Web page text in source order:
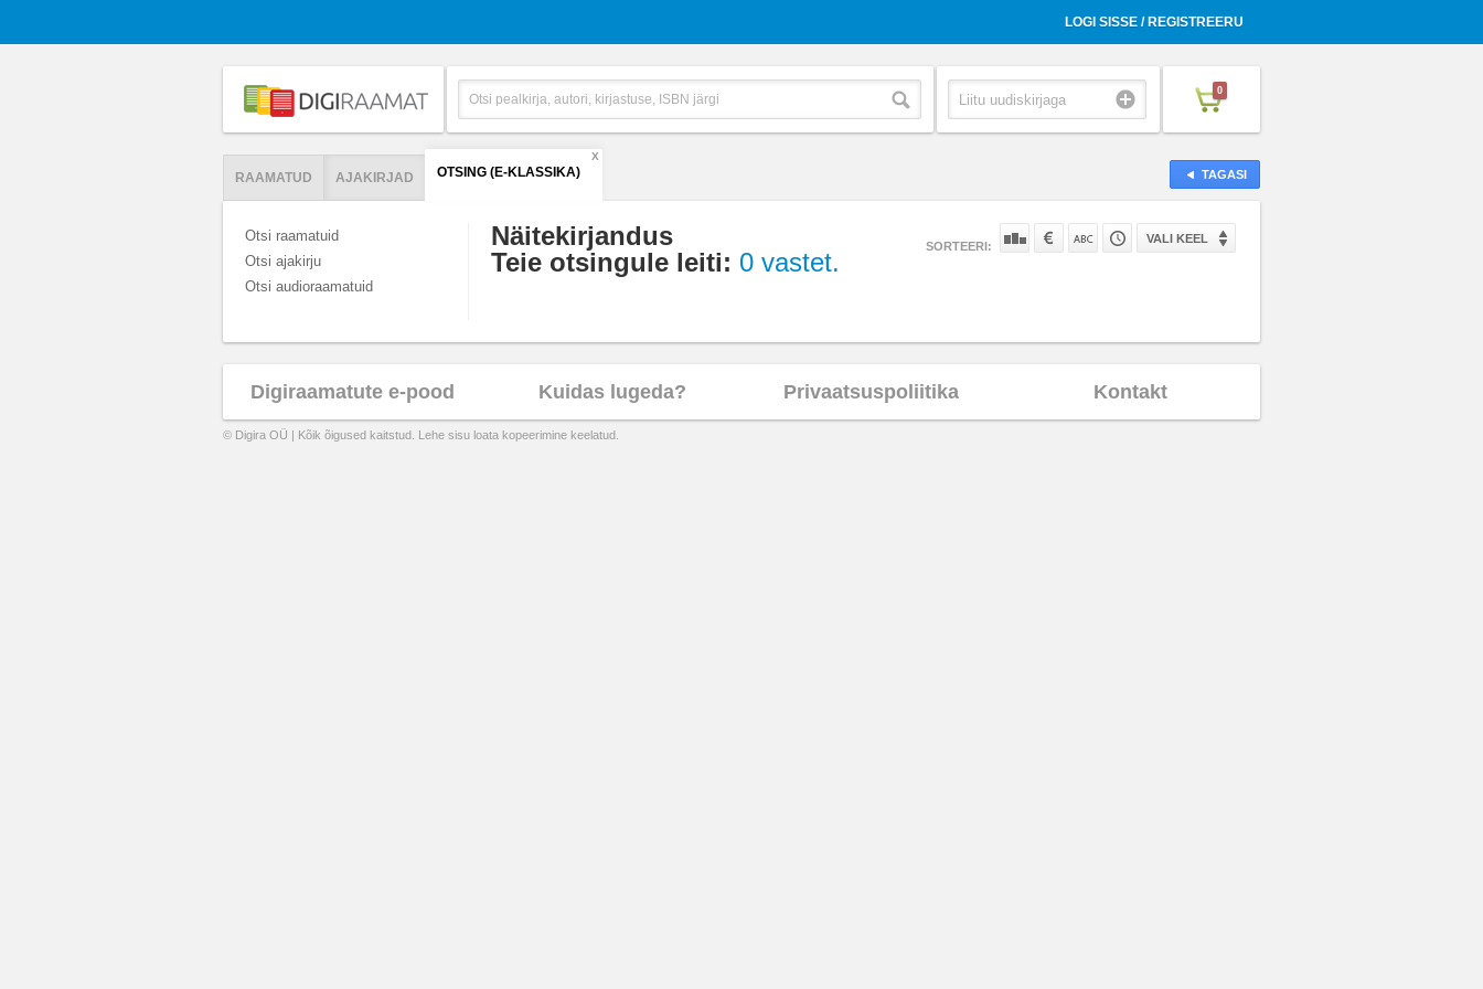
LOGI SISSE / REGISTREERU
0
TAGASI
RAAMATUD AJAKIRJAD OTSING (E-KLASSIKA)
X
Otsi raamatuid
Otsi ajakirju
Otsi audioraamatuid
Näitekirjandus
Teie otsingule leiti: 0 vastet.
SORTEERI:
VALI KEEL
Digiraamatute e-pood Kuidas lugeda? Privaatsuspoliitika Kontakt
© Digira OÜ | Kõik õigused kaitstud. Lehe sisu loata kopeerimine keelatud.